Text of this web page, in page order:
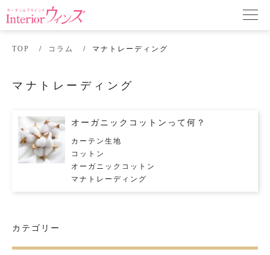
TOP コラム マナトレーディング
マナトレーディング
オーガニックコットンって何？
カーテン生地
コットン
オーガニックコットン
マナトレーディング
カテゴリー